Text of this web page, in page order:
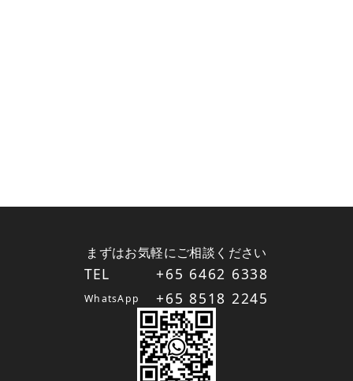
まずはお気軽にご相談ください
TEL
WhatsApp
+65 6462 6338
+65 8518 2245